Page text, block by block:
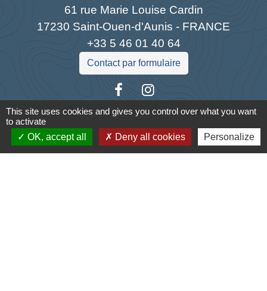
61 rue Marie Louise Cardin
17230 Saint-Ouen-d'Aunis - FRANCE
+33 5 46 01 40 64
Contact par formulaire
Liens
This site uses cookies and gives you control over what you want
to activate
OK, accept all
Deny all cookies Personalize